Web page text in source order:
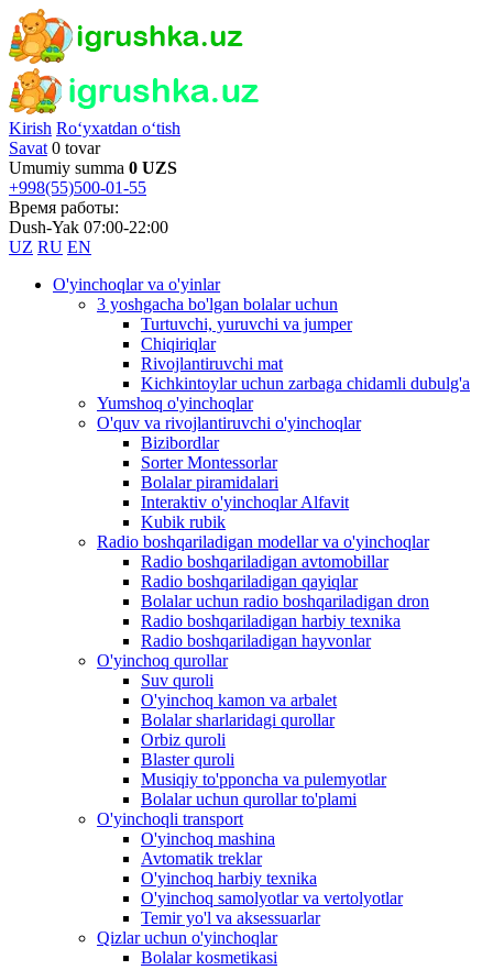
Kirish Ro‘yxatdan o‘tish
Savat 0 tovar
Umumiy summa 0 UZS
+998(55)500-01-55
Время работы:
Dush-Yak 07:00-22:00
UZ RU EN
O'yinchoqlar va o'yinlar
3 yoshgacha bo'lgan bolalar uchun
Turtuvchi, yuruvchi va jumper
Chiqiriqlar
Rivojlantiruvchi mat
Kichkintoylar uchun zarbaga chidamli dubulg'a
Yumshoq o'yinchoqlar
O'quv va rivojlantiruvchi o'yinchoqlar
Bizibordlar
Sorter Montessorlar
Bolalar piramidalari
Interaktiv o'yinchoqlar Alfavit
Kubik rubik
Radio boshqariladigan modellar va o'yinchoqlar
Radio boshqariladigan avtomobillar
Radio boshqariladigan qayiqlar
Bolalar uchun radio boshqariladigan dron
Radio boshqariladigan harbiy texnika
Radio boshqariladigan hayvonlar
O'yinchoq qurollar
Suv quroli
O'yinchoq kamon va arbalet
Bolalar sharlaridagi qurollar
Orbiz quroli
Blaster quroli
Musiqiy to'pponcha va pulemyotlar
Bolalar uchun qurollar to'plami
O'yinchoqli transport
O'yinchoq mashina
Avtomatik treklar
O'yinchoq harbiy texnika
O'yinchoq samolyotlar va vertolyotlar
Temir yo'l va aksessuarlar
Qizlar uchun o'yinchoqlar
Bolalar kosmetikasi